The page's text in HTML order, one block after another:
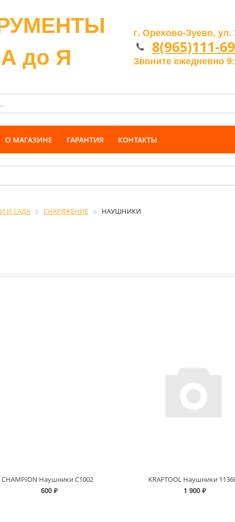
до Я
г. Орехово-Зуево, ул.
8(965)111-
Звоните ежедневно
О МАГАЗИНЕ ГАРАНТИЯ КОНТАКТЫ
И САДА СНАРЯЖЕНИЕ НАУШНИКИ
CHAMPION Наушники C1002
600 ₽
KRAFTOOL Наушники
1 900 ₽